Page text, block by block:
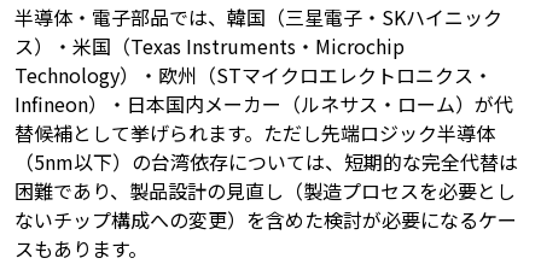
半導体・電子部品では、韓国（三星電子・SKハイニック
ス）・米国（Texas Instruments・Microchip
Technology）・欧州（STマイクロエレクトロニクス・
Infineon）・日本国内メーカー（ルネサス・ローム）が代
替候補として挙げられます。ただし先端ロジック半導体
（5nm以下）の台湾依存については、短期的な完全代替は
困難であり、製品設計の見直し（製造プロセスを必要とし
ないチップ構成への変更）を含めた検討が必要になるケー
スもあります。